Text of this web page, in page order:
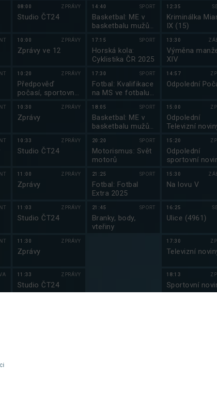
08:00 ZPRÁVY
Studio ČT24
10:00 ZPRÁVY
Zprávy ve 12
10:20 ZPRÁVY
Předpověď
počasí, sportovní
10:30 ZPRÁVY
Zprávy
10:33 ZPRÁVY
Studio ČT24
11:00 ZPRÁVY
Zprávy
11:03 ZPRÁVY
Studio ČT24
11:30 ZPRÁVY
Zprávy
11:33 ZPRÁVY
Studio ČT24
14:40 SPORT
Basketbal: ME v
basketbalu mužů
17:15 SPORT
Horská kola:
Cyklistika ČR 2025
17:30 SPORT
Fotbal: Kvalifikace
na MS ve fotbalu
18:05 SPORT
Basketbal: ME v
basketbalu mužů
20:20 SPORT
Motorismus: Svět
motorů
21:25 SPORT
Fotbal: Fotbal
Extra 2025
21:45 SPORT
Branky, body,
vteřiny
12:35
Kriminálka
IX (15)
13:30
Výměna
XIV
14:57
Odpolední
15:00
Odpolední
Televizní
15:20
Odpolední
sportovní
15:30
Na lovu V
16:25
Ulice (4961)
17:30
Televizní
18:13
Sportovní